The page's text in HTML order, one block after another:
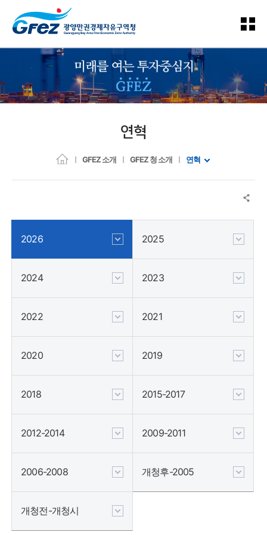
연혁
GFEZ 소개 GFEZ 청 소개 연혁
2026 2025
2024 2023
2022 2021
2020 2019
2018 2015-2017
2012-2014 2009-2011
2006-2008 개청후-2005
개청전-개청시